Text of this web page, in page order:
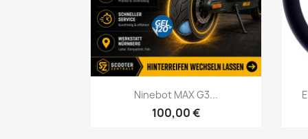
Vorschau
Ninebot MAX G3...
100,00 €